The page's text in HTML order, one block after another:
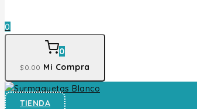
0
0
$0 .00 Mi Compra
TIENDA